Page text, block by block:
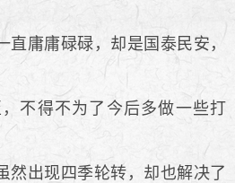
庸庸碌碌，却是国泰民安，
不得不为了今后多做一些打
出现四季轮转，却也解决了